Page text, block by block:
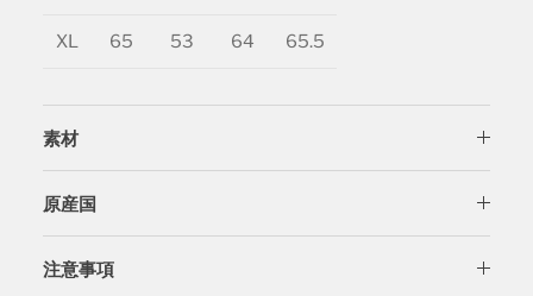
XL 65 53 64 65.5
素材
原産国
注意事項